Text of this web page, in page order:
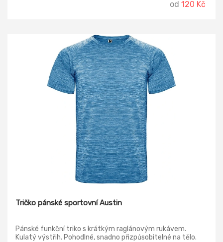
od 120 Kč
Tričko pánské sportovní Austin
Pánské funkční triko s krátkým raglánovým rukávem.
Kulatý výstřih. Pohodlné, snadno přizpůsobitelné na tělo.